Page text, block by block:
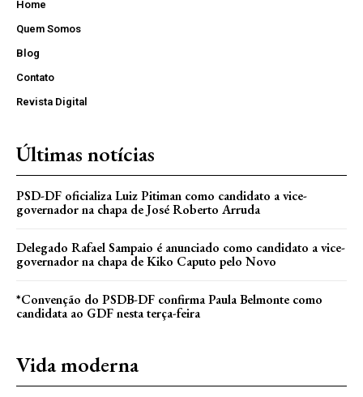
Home
Quem Somos
Blog
Contato
Revista Digital
Últimas notícias
PSD-DF oficializa Luiz Pitiman como candidato a vice-
governador na chapa de José Roberto Arruda
Delegado Rafael Sampaio é anunciado como candidato a vice-
governador na chapa de Kiko Caputo pelo Novo
*Convenção do PSDB-DF confirma Paula Belmonte como
candidata ao GDF nesta terça-feira
Vida moderna